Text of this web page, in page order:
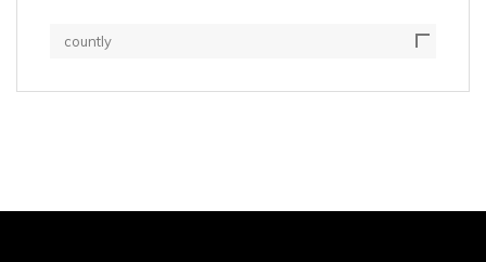
countly